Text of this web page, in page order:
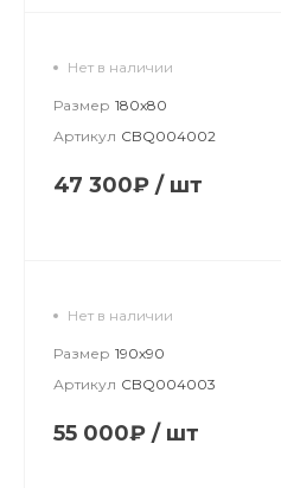
Нет в наличии
Размер 180х80
Артикул CBQ004002
47 300₽ / шт
Нет в наличии
Размер 190х90
Артикул CBQ004003
55 000₽ / шт